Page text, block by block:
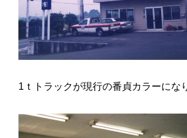
1ｔトラックが現行の番貞カラーにな